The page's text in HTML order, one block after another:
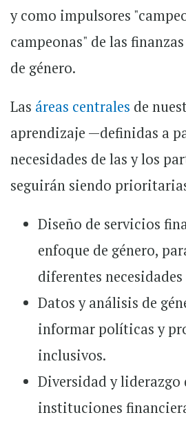
y como impulsores
campeonas" de las
de género.
Las áreas centrales de
aprendizaje —definidas a
necesidades de las y los
seguirán siendo
Diseño de servicios
enfoque de género,
diferentes
Datos y análisis de
informar políticas y
inclusivos.
Diversidad y liderazgo
instituciones